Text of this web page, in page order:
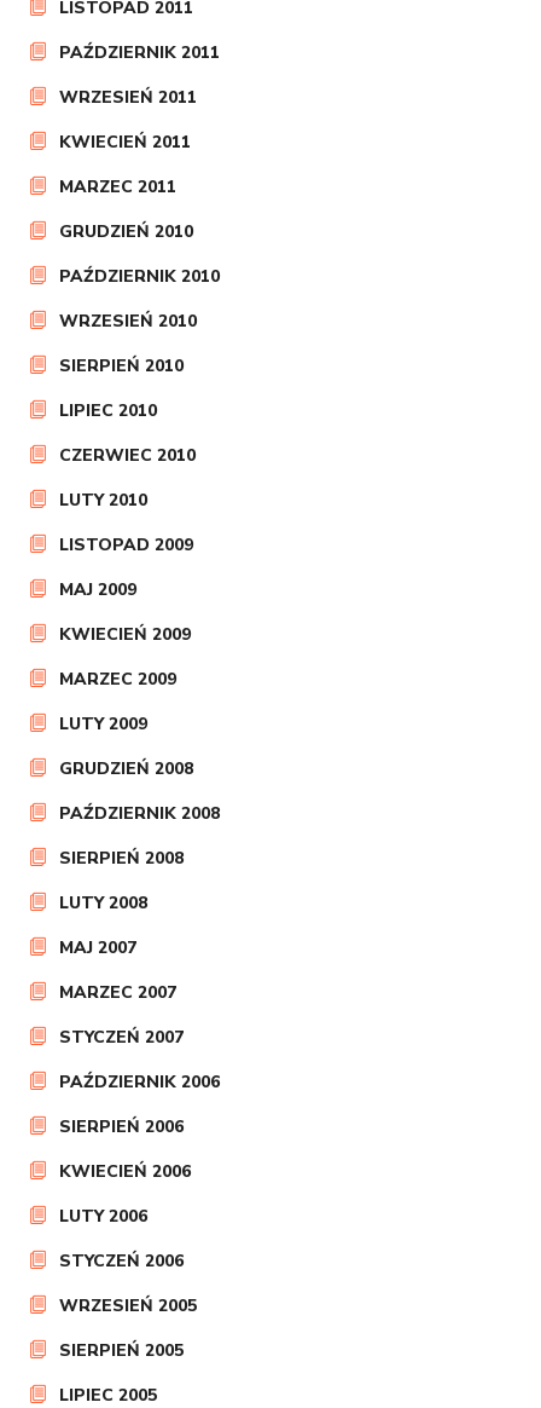
LISTOPAD 2011
PAŹDZIERNIK 2011
WRZESIEŃ 2011
KWIECIEŃ 2011
MARZEC 2011
GRUDZIEŃ 2010
PAŹDZIERNIK 2010
WRZESIEŃ 2010
SIERPIEŃ 2010
LIPIEC 2010
CZERWIEC 2010
LUTY 2010
LISTOPAD 2009
MAJ 2009
KWIECIEŃ 2009
MARZEC 2009
LUTY 2009
GRUDZIEŃ 2008
PAŹDZIERNIK 2008
SIERPIEŃ 2008
LUTY 2008
MAJ 2007
MARZEC 2007
STYCZEŃ 2007
PAŹDZIERNIK 2006
SIERPIEŃ 2006
KWIECIEŃ 2006
LUTY 2006
STYCZEŃ 2006
WRZESIEŃ 2005
SIERPIEŃ 2005
LIPIEC 2005